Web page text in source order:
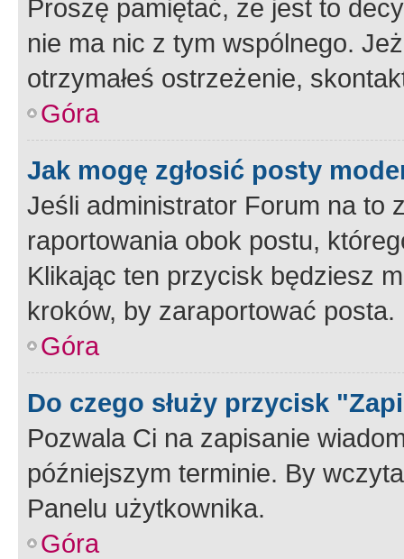
Proszę pamiętać, że jest to
nie ma nic z tym wspólnego.
otrzymałeś ostrzeżenie,
Góra
Jak mogę zgłosić posty
Jeśli administrator Forum na to
raportowania obok postu,
Klikając ten przycisk będziesz
kroków, by zaraportować posta.
Góra
Do czego służy przycisk
Pozwala Ci na zapisanie
późniejszym terminie. By
Panelu użytkownika.
Góra